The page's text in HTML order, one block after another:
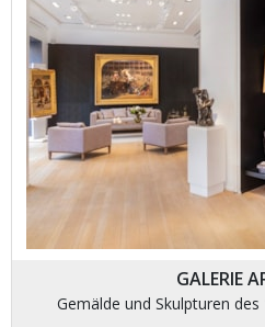
GALERIE
Gemälde und Skulpturen des